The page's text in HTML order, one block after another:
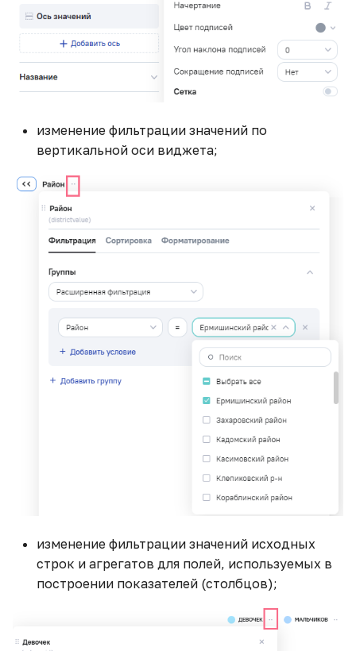
изменение фильтрации значений по
вертикальной оси виджета;
изменение фильтрации значений исходных
строк и агрегатов для полей, используемых в
построении показателей (столбцов);